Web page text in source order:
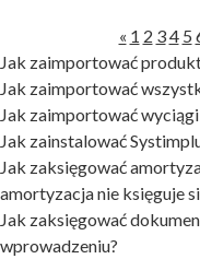
« 1 2 34 5
Jak zaimportować
Jak zaimportować
Jak zaimportować
Jak zainstalować
Jak zaksięgować
amortyzacja nie księguje
Jak zaksięgować
wprowadzeniu?